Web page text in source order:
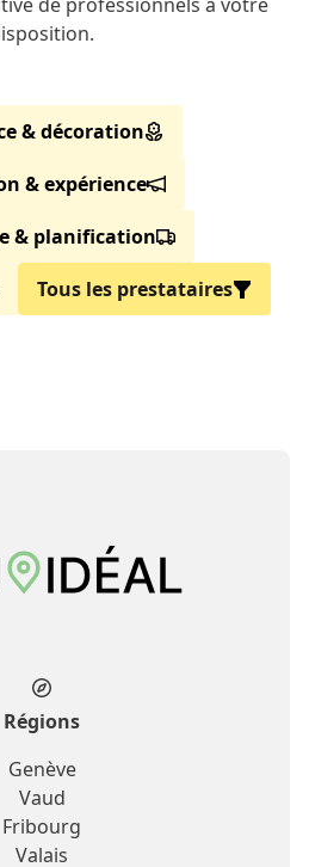
& décoration
& expérience
& planification
Tous les prestataires
Régions
Genève
Vaud
Fribourg
Valais